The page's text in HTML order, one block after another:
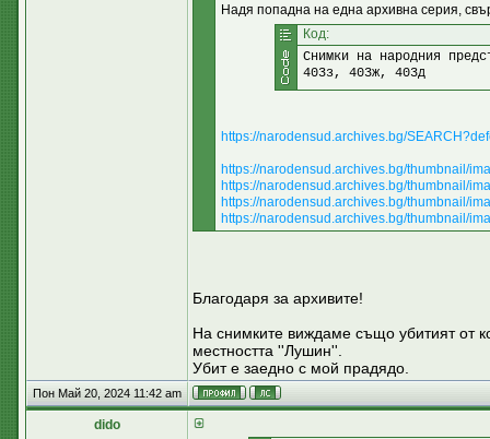
Надя попадна на една архивна серия,
Код:
Снимки на народния
403з, 403ж, 403д
https://narodensud.archives.bg/
https://narodensud.archives.bg/thumbnail/
https://narodensud.archives.bg/thumbnail/
https://narodensud.archives.bg/thumbnail/
https://narodensud.archives.bg/thumbnail/
Благодаря за архивите!
На снимките виждаме също убитият от
местността ''Лушин''.
Убит е заедно с мой прадядо.
Пон Май 20, 2024 11:42 am
dido